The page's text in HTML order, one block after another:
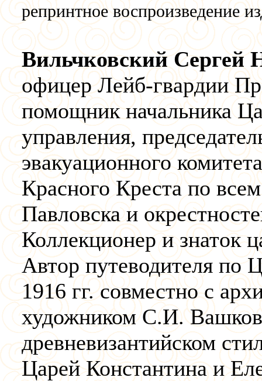
репринтное воспроизведение
Вильчковский Сергей
офицер Лейб-гвардии
помощник начальника
управления,
эвакуационного
Красного Креста по
Павловска и
Коллекционер и знаток
Автор путеводителя по
1916 гг. совместно с
художником С.И.
древневизантийском
Царей Константина и